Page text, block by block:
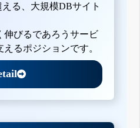
える、大規模DBサイト
伸びるであろうサービ
るポジションです。